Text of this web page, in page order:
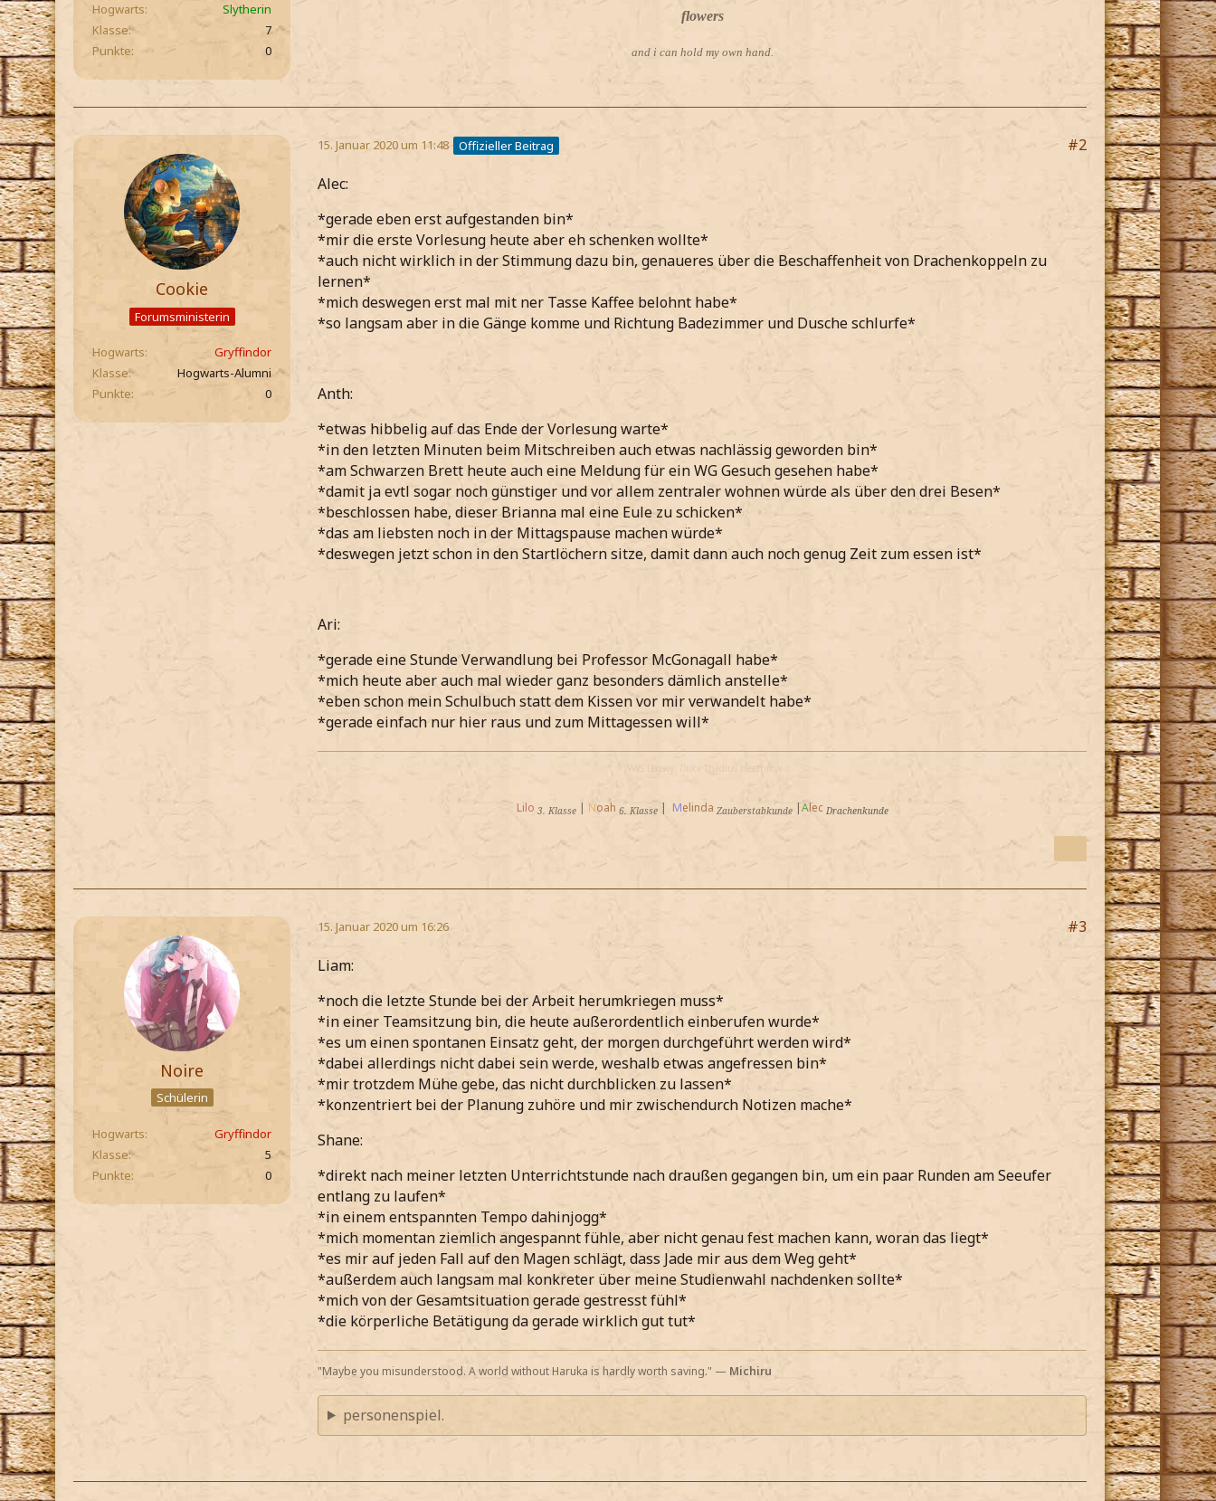
Hogwarts
Slytherin
Klasse
7
Punkte
0
flowers
and i can hold my own hand.
Cookie
Forumsministerin
Hogwarts
Gryffindor
Klasse
Hogwarts-Alumni
Punkte
0
15. Januar 2020 um 11:48 Offizieller Beitrag
#2
Alec:
*gerade eben erst aufgestanden bin*
*mir die erste Vorlesung heute aber eh schenken wollte*
*auch nicht wirklich in der Stimmung dazu bin, genaueres über die Beschaffenheit von Drachenkoppeln zu
lernen*
*mich deswegen erst mal mit ner Tasse Kaffee belohnt habe*
*so langsam aber in die Gänge komme und Richtung Badezimmer und Dusche schlurfe*
Anth:
*etwas hibbelig auf das Ende der Vorlesung warte*
*in den letzten Minuten beim Mitschreiben auch etwas nachlässig geworden bin*
*am Schwarzen Brett heute auch eine Meldung für ein WG Gesuch gesehen habe*
*damit ja evtl sogar noch günstiger und vor allem zentraler wohnen würde als über den drei Besen*
*beschlossen habe, dieser Brianna mal eine Eule zu schicken*
*das am liebsten noch in der Mittagspause machen würde*
*deswegen jetzt schon in den Startlöchern sitze, damit dann auch noch genug Zeit zum essen ist*
Ari:
*gerade eine Stunde Verwandlung bei Professor McGonagall habe*
*mich heute aber auch mal wieder ganz besonders dämlich anstelle*
*eben schon mein Schulbuch statt dem Kissen vor mir verwandelt habe*
*gerade einfach nur hier raus und zum Mittagessen will*
WWS Legacy:
Lilo 3. Klasse| Noah 6. Klasse| Melinda Zauberstabkunde|Alec Drachenkunde
Noire
Schülerin
Hogwarts
Gryffindor
Klasse
5
Punkte
0
15. Januar 2020 um 16:26
#3
Liam:
*noch die letzte Stunde bei der Arbeit herumkriegen muss*
*in einer Teamsitzung bin, die heute außerordentlich einberufen wurde*
*es um einen spontanen Einsatz geht, der morgen durchgeführt werden wird*
*dabei allerdings nicht dabei sein werde, weshalb etwas angefressen bin*
*mir trotzdem Mühe gebe, das nicht durchblicken zu lassen*
*konzentriert bei der Planung zuhöre und mir zwischendurch Notizen mache*
Shane:
*direkt nach meiner letzten Unterrichtstunde nach draußen gegangen bin, um ein paar Runden am Seeufer
entlang zu laufen*
*in einem entspannten Tempo dahinjogg*
*mich momentan ziemlich angespannt fühle, aber nicht genau fest machen kann, woran das liegt*
*es mir auf jeden Fall auf den Magen schlägt, dass Jade mir aus dem Weg geht*
*außerdem auch langsam mal konkreter über meine Studienwahl nachdenken sollte*
*mich von der Gesamtsituation gerade gestresst fühl*
*die körperliche Betätigung da gerade wirklich gut tut*
"Maybe you misunderstood. A world without Haruka is hardly worth saving." — Michiru
personenspiel.